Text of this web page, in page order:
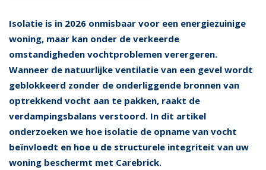
Isolatie is in 2026 onmisbaar voor een energiezuinige
woning, maar kan onder de verkeerde
omstandigheden vochtproblemen verergeren.
Wanneer de natuurlijke ventilatie van een gevel wordt
geblokkeerd zonder de onderliggende bronnen van
optrekkend vocht aan te pakken, raakt de
verdampingsbalans verstoord. In dit artikel
onderzoeken we hoe isolatie de opname van vocht
beïnvloedt en hoe u de structurele integriteit van uw
woning beschermt met Carebrick.